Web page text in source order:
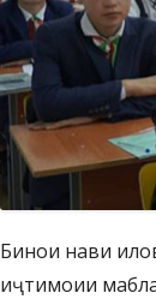
Бинои нави
иҷтимоии